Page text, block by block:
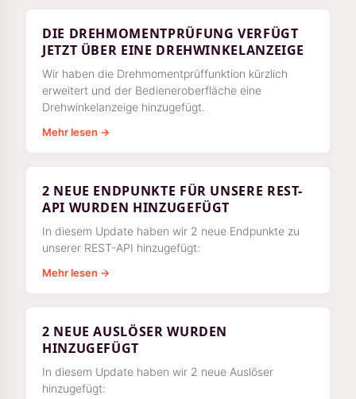
DIE DREHMOMENTPRÜFUNG VERFÜGT
JETZT ÜBER EINE DREHWINKELANZEIGE
Wir haben die Drehmomentprüffunktion kürzlich
erweitert und der Bedieneroberfläche eine
Drehwinkelanzeige hinzugefügt.
Mehr lesen →
2 NEUE ENDPUNKTE FÜR UNSERE REST-
API WURDEN HINZUGEFÜGT
In diesem Update haben wir 2 neue Endpunkte zu
unserer REST-API hinzugefügt:
Mehr lesen →
2 NEUE AUSLÖSER WURDEN
HINZUGEFÜGT
In diesem Update haben wir 2 neue Auslöser
hinzugefügt: